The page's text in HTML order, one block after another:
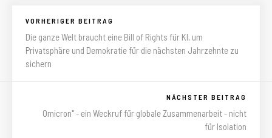
VORHERIGER BEITRAG
Die ganze Welt braucht eine Bill of Rights für KI, um
Privatsphäre und Demokratie für die nächsten Jahrzehnte zu
sichern
NÄCHSTER BEITRAG
Omicron" - ein Weckruf für globale Zusammenarbeit - nicht
für Isolation